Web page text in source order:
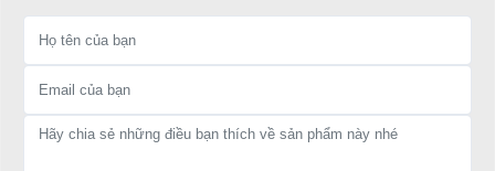
cho xe hoặc có vấn đề gì cần được hỗ trợ, quý khách vui lòng liên
LIÊN HỆ CÔNG TY:
Đại Cường